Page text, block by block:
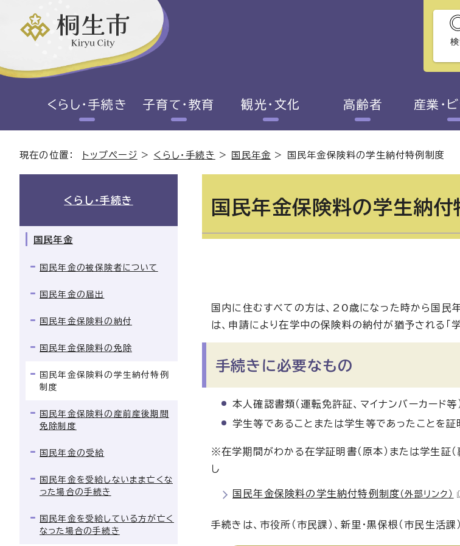
くらし・手続き 子育て・教育 観光・文化 高齢者 産業・
現在の位置： トップページ > くらし・手続き > 国民年金 > 国民年金保険料の学生納付特例制度
国民年金保険料の学生納付
国内に住むすべての方は、20歳になった時から国民
は、申請により在学中の保険料の納付が猶予される「
手続きに必要なもの
本人確認書類（運転免許証、マイナンバーカード等
学生等であることまたは学生等であったことを証
※在学期間がわかる在学証明書（原本）または学生証
し
国民年金保険料の学生納付特例制度 （外部リンク）
手続きは、市役所（市民課）、新里・黒保根（市民生活
くらし・手続き
国民年金
国民年金の被保険者について
国民年金の届出
国民年金保険料の納付
国民年金保険料の免除
国民年金保険料の学生納付特例
制度
国民年金保険料の産前産後期間
免除制度
国民年金の受給
国民年金を受給しないまま亡くな
った場合の手続き
国民年金を受給している方が亡く
なった場合の手続き